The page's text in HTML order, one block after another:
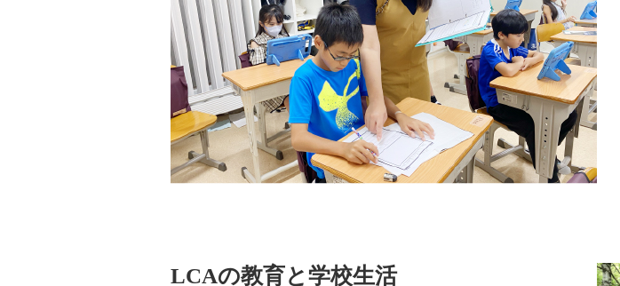
LCAの教育と学校生活